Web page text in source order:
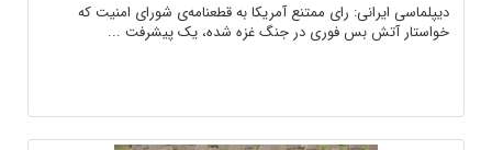
دیپلماسی ایرانی: رای ممتنع آمریکا به قطعنامەی شورای امنیت که
خواستار آتش بس فوری در جنگ غزه شده، یک پیشرفت ...